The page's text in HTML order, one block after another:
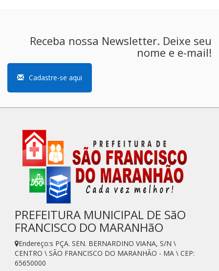
Receba nossa Newsletter. Deixe seu
nome e e-mail!
Cadastre-se aqui
PREFEITURA MUNICIPAL DE SãO
FRANCISCO DO MARANHãO
Endereço:s PÇA. SEN. BERNARDINO VIANA, S/N \
CENTRO \ SÃO FRANCISCO DO MARANHÃO - MA \ CEP:
65650000